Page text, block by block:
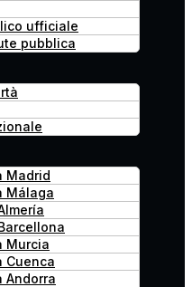
ufficiale
pubblica
Madrid
Málaga
Murcia
Cuenca
Andorra